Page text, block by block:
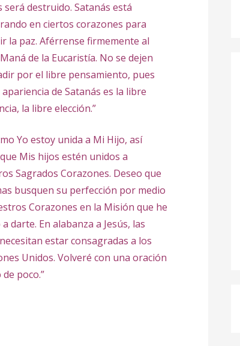
será destruido. Satanás está
en ciertos corazones para
la paz. Aférrense firmemente al
de la Eucaristía. No se dejen
por el libre pensamiento, pues
apariencia de Satanás es la libre
la libre elección.”
Yo estoy unida a Mi Hijo, así
Mis hijos estén unidos a
Sagrados Corazones. Deseo que
busquen su perfección por medio
Corazones en la Misión que he
darte. En alabanza a Jesús, las
estar consagradas a los
Unidos. Volveré con una oración
poco.”